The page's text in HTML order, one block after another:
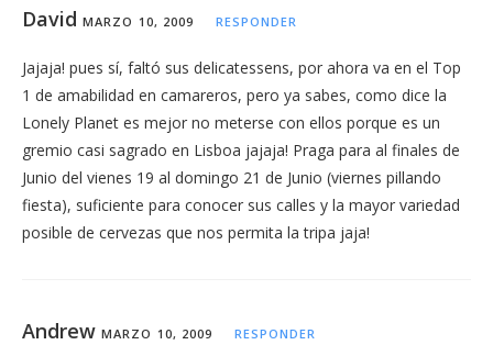
David MARZO 10, 2009 RESPONDER
Jajaja! pues sí, faltó sus delicatessens, por ahora va en el Top
1 de amabilidad en camareros, pero ya sabes, como dice la
Lonely Planet es mejor no meterse con ellos porque es un
gremio casi sagrado en Lisboa jajaja! Praga para al finales de
Junio del vienes 19 al domingo 21 de Junio (viernes pillando
fiesta), suficiente para conocer sus calles y la mayor variedad
posible de cervezas que nos permita la tripa jaja!
Andrew MARZO 10, 2009 RESPONDER